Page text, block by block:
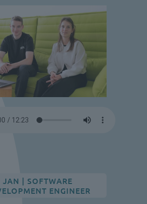
JAN | SOFTWARE
ENGINEER